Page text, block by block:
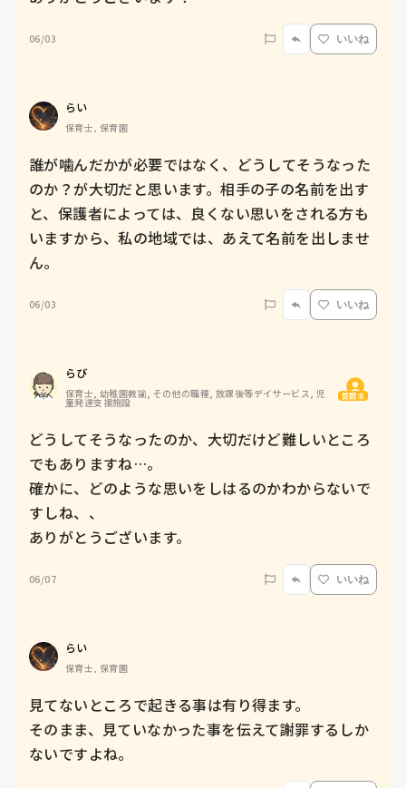
06/03 いいね
らい
保育士, 保育園
誰が噛んだかが必要ではなく、どうしてそうなった
のか？が大切だと思います。相手の子の名前を出す
と、保護者によっては、良くない思いをされる方も
いますから、私の地域では、あえて名前を出しませ
ん。
06/03 いいね
らび
保育士, 幼稚園教諭, その他の職種, 放課後等デイサービス, 児
童発達支援施設 質問主
どうしてそうなったのか、大切だけど難しいところ
でもありますね…。
確かに、どのような思いをしはるのかわからないで
すしね、、
ありがとうございます。
06/07 いいね
らい
保育士, 保育園
見てないところで起きる事は有り得ます。
そのまま、見ていなかった事を伝えて謝罪するしか
ないですよね。